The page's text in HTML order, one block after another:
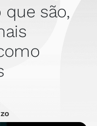
que são,